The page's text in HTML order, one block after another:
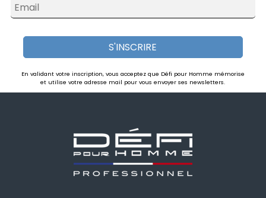
Email
S'INSCRIRE
En validant votre inscription, vous acceptez que Défi pour Homme mémorise
et utilise votre adresse mail pour vous envoyer ses newsletters.